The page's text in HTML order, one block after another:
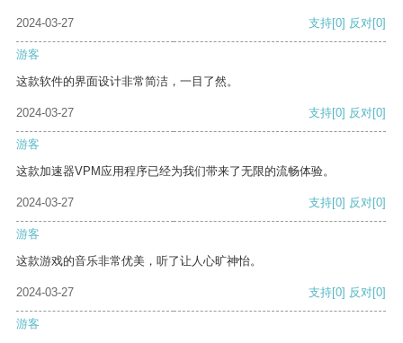
2024-03-27 支持[0] 反对[0]
游客
这款软件的界面设计非常简洁，一目了然。
2024-03-27 支持[0] 反对[0]
游客
这款加速器VPM应用程序已经为我们带来了无限的流畅体验。
2024-03-27 支持[0] 反对[0]
游客
这款游戏的音乐非常优美，听了让人心旷神怡。
2024-03-27 支持[0] 反对[0]
游客